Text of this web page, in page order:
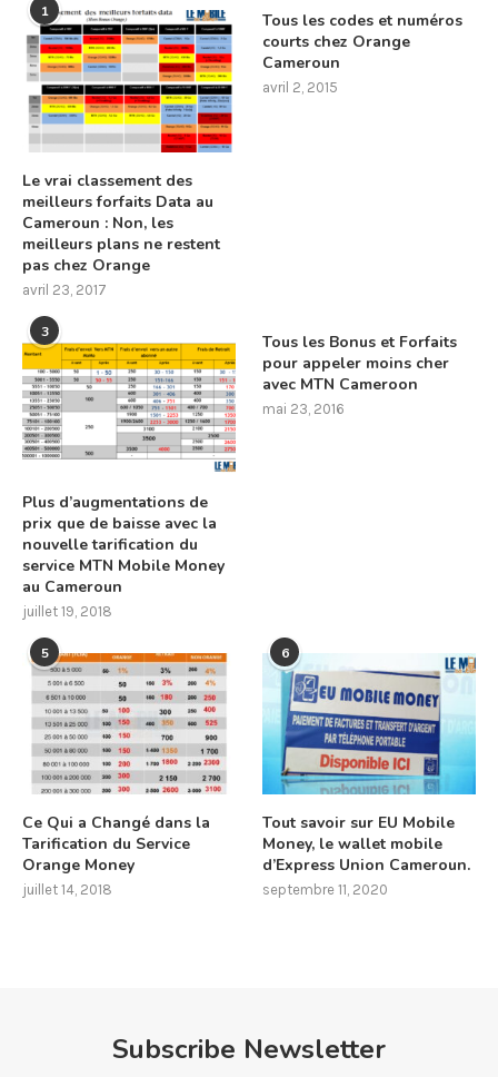
1
Le vrai classement des
meilleurs forfaits Data au
Cameroun : Non, les
meilleurs plans ne restent
pas chez Orange
avril 23, 2017
Tous les codes et numéros
courts chez Orange
Cameroun
avril 2, 2015
3
Plus d’augmentations de
prix que de baisse avec la
nouvelle tarification du
service MTN Mobile Money
au Cameroun
juillet 19, 2018
Tous les Bonus et Forfaits
pour appeler moins cher
avec MTN Cameroon
mai 23, 2016
5
Ce Qui a Changé dans la
Tarification du Service
Orange Money
juillet 14, 2018
6
Tout savoir sur EU Mobile
Money, le wallet mobile
d’Express Union Cameroun.
septembre 11, 2020
Subscribe Newsletter